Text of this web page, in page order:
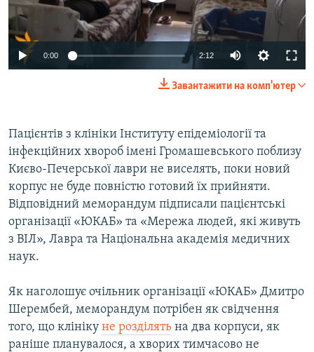
ВІДЕОУРОКИ «ELIFBE»
СВІДЧЕННЯ ОКУПАЦІЇ
УКРАЇНСЬКА ПРОБЛЕМА КРИМУ
Русский
Qırımtatar
Усі сайти RFE/RL
0:00 2:12
Завантажити на комп'ютер
Пацієнтів з клініки Інституту епідеміології та
інфекційних хвороб імені Громашевського поблизу
Києво-Печерської лаври не виселять, поки новий
корпус не буде повністю готовий їх прийняти.
Відповідний меморандум підписали пацієнтські
організації «ЮКАБ» та «Мережа людей, які живуть
з ВІЛ», Лавра та Національна академія медичних
наук.
Як наголошує очільник організації «ЮКАБ» Дмитро
Шерембей, меморандум потрібен як свідчення
того, що клініку не розділять на два корпуси, як
раніше планувалося, а хворих тимчасово не